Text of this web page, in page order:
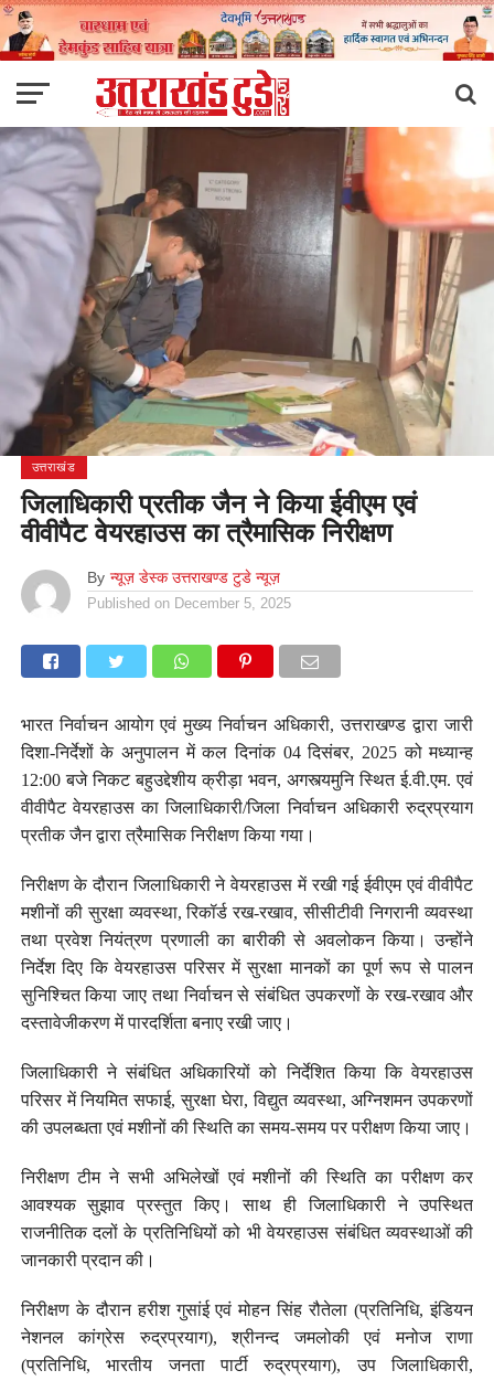
उत्तराखंड
जिलाधिकारी प्रतीक जैन ने किया ईवीएम एवं
वीवीपैट वेयरहाउस का त्रैमासिक निरीक्षण
By न्यूज़ डेस्क उत्तराखण्ड टुडे न्यूज़
Published on December 5, 2025
भारत निर्वाचन आयोग एवं मुख्य निर्वाचन अधिकारी, उत्तराखण्ड द्वारा जारी
दिशा-निर्देशों के अनुपालन में कल दिनांक 04 दिसंबर, 2025 को मध्यान्ह
12:00 बजे निकट बहुउद्देशीय क्रीड़ा भवन, अगस्त्यमुनि स्थित ई.वी.एम. एवं
वीवीपैट वेयरहाउस का जिलाधिकारी/जिला निर्वाचन अधिकारी रुद्रप्रयाग
प्रतीक जैन द्वारा त्रैमासिक निरीक्षण किया गया।
निरीक्षण के दौरान जिलाधिकारी ने वेयरहाउस में रखी गई ईवीएम एवं वीवीपैट
मशीनों की सुरक्षा व्यवस्था, रिकॉर्ड रख-रखाव, सीसीटीवी निगरानी व्यवस्था
तथा प्रवेश नियंत्रण प्रणाली का बारीकी से अवलोकन किया। उन्होंने
निर्देश दिए कि वेयरहाउस परिसर में सुरक्षा मानकों का पूर्ण रूप से पालन
सुनिश्चित किया जाए तथा निर्वाचन से संबंधित उपकरणों के रख-रखाव और
दस्तावेजीकरण में पारदर्शिता बनाए रखी जाए।
जिलाधिकारी ने संबंधित अधिकारियों को निर्देशित किया कि वेयरहाउस
परिसर में नियमित सफाई, सुरक्षा घेरा, विद्युत व्यवस्था, अग्निशमन उपकरणों
की उपलब्धता एवं मशीनों की स्थिति का समय-समय पर परीक्षण किया जाए।
निरीक्षण टीम ने सभी अभिलेखों एवं मशीनों की स्थिति का परीक्षण कर
आवश्यक सुझाव प्रस्तुत किए। साथ ही जिलाधिकारी ने उपस्थित
राजनीतिक दलों के प्रतिनिधियों को भी वेयरहाउस संबंधित व्यवस्थाओं की
जानकारी प्रदान की।
निरीक्षण के दौरान हरीश गुसांई एवं मोहन सिंह रौतेला (प्रतिनिधि, इंडियन
नेशनल कांग्रेस रुद्रप्रयाग), श्रीनन्द जमलोकी एवं मनोज राणा
(प्रतिनिधि, भारतीय जनता पार्टी रुद्रप्रयाग), उप जिलाधिकारी,